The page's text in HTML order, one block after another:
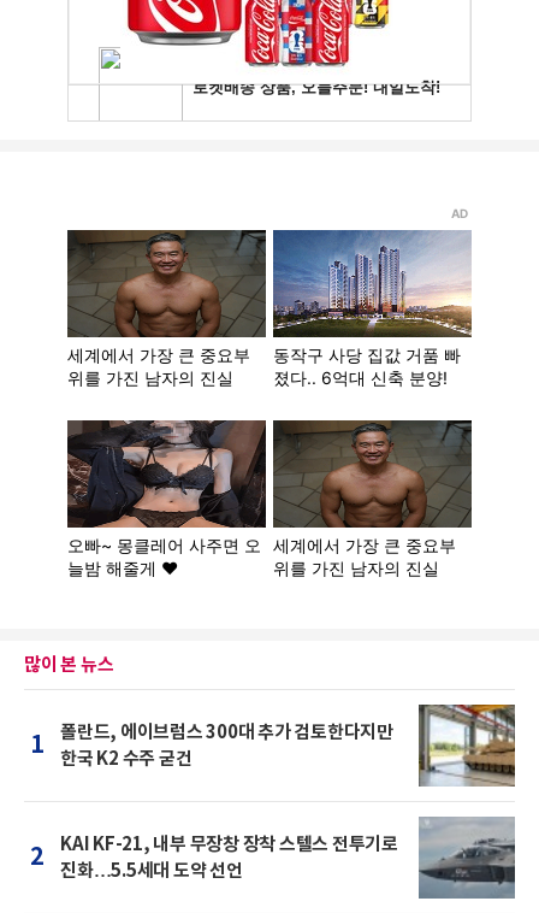
많이 본 뉴스
1
폴란드, 에이브럼스 300대 추가 검토한다지만
한국 K2 수주 굳건
2
KAI KF-21, 내부 무장창 장착 스텔스 전투기로
진화…5.5세대 도약 선언